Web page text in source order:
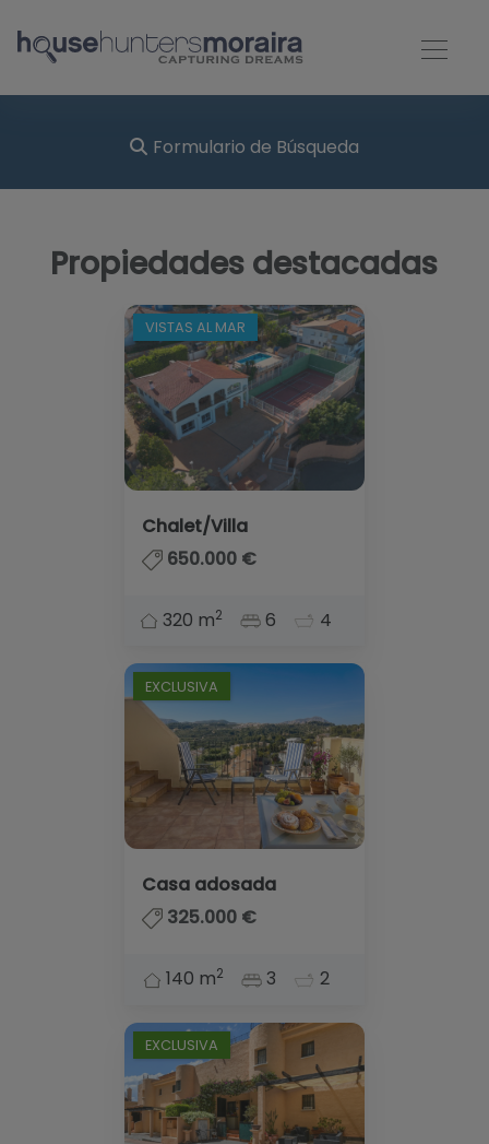
Formulario de Búsqueda
Propiedades destacadas
VISTAS AL MAR
Chalet/Villa
650.000 €
320 m2 6 4
EXCLUSIVA
Casa adosada
325.000 €
140 m2 3 2
EXCLUSIVA